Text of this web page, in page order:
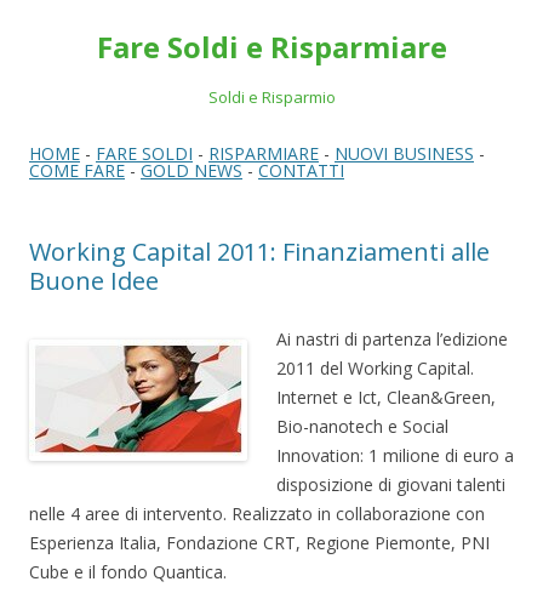
Fare Soldi e Risparmiare
Soldi e Risparmio
HOME - FARE SOLDI - RISPARMIARE - NUOVI BUSINESS -
COME FARE-GOLD NEWS-CONTATTI
Working Capital 2011: Finanziamenti alle
Buone Idee
Ai nastri di partenza l’edizione
2011 del Working Capital.
Internet e Ict, Clean&Green,
Bio-nanotech e Social
Innovation: 1 milione di euro a
disposizione di giovani talenti
nelle 4 aree di intervento. Realizzato in collaborazione con
Esperienza Italia, Fondazione CRT, Regione Piemonte, PNI
Cube e il fondo Quantica.